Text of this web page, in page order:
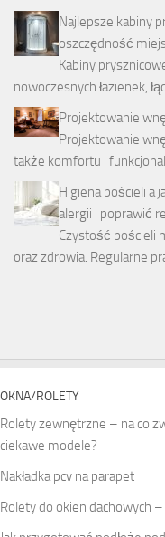
Najlepsze kabiny
oszczędność
Kabiny
nowoczesnych łazienek,
Projektowanie
Projektowanie
także komfortu i
Higiena pościeli a
alergii i poprawić
Czystość pościeli
oraz zdrowia. Regularne
OKNA/ROLETY
Rolety zewnętrzne – na co
ciekawe modele?
Nakładka pcv na parapet
Rolety do okien dachowych